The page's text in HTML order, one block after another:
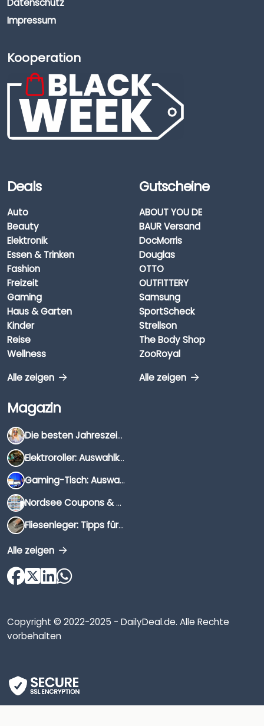
Datenschutz
Impressum
Kooperation
Deals
Auto
Beauty
Elektronik
Essen & Trinken
Fashion
Freizeit
Gaming
Haus & Garten
Kinder
Reise
Wellness
Alle zeigen
Gutscheine
ABOUT YOU DE
BAUR Versand
DocMorris
Douglas
OTTO
OUTFITTERY
Samsung
SportScheck
Strellson
The Body Shop
ZooRoyal
Alle zeigen
Magazin
Die besten Jahreszeiten für Schnäppchenjäger
Elektroroller: Auswahlkriterien, Unterschiede & Tipps
Gaming-Tisch: Auswahlkriterien, Unterschiede & Tipps
Nordsee Coupons & Gutscheine 2026
Fliesenleger: Tipps für die Auswahl
Alle zeigen
Copyright © 2022-2025 - DailyDeal.de. Alle Rechte
vorbehalten